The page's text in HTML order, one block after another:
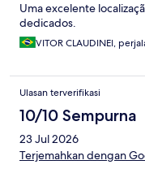
Uma excelente
dedicados.
VITOR CLAUDINEI,
Ulasan terverifikasi
10/10 Sempurna
23 Jul 2026
Terjemahkan dengan